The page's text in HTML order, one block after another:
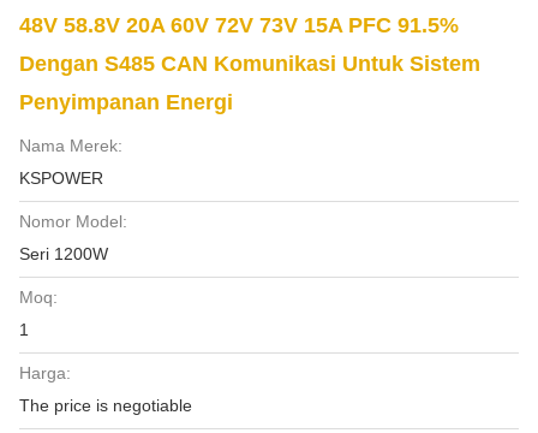
48V 58.8V 20A 60V 72V 73V 15A PFC 91.5%
Dengan S485 CAN Komunikasi Untuk Sistem
Penyimpanan Energi
Nama Merek:
KSPOWER
Nomor Model:
Seri 1200W
Moq:
1
Harga:
The price is negotiable